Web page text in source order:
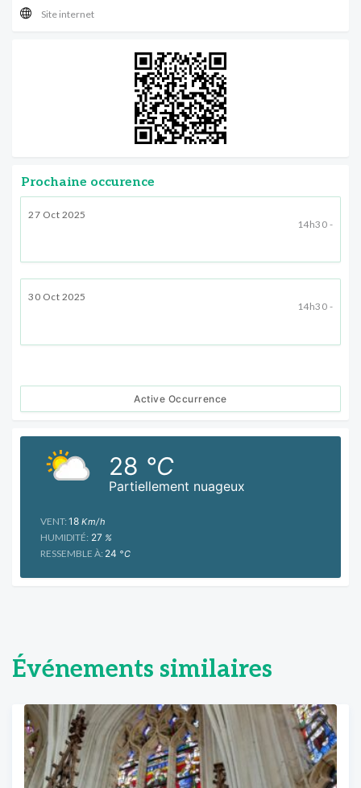
Site internet
Prochaine occurence
27 Oct 2025
14h30 -
30 Oct 2025
14h30 -
Active Occurrence
Partiellement nuageux
28 °C
VENT: 18 Km/h
HUMIDITÉ: 27 %
RESSEMBLE À: 24 °C
Événements similaires